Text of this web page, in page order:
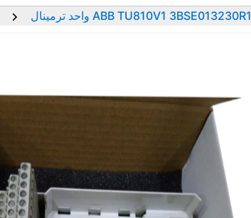
واحد ترمینال ABB TU810V1 3BSE013230R1